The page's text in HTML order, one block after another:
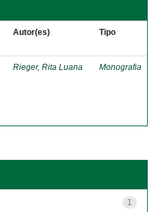
Autor(es) Tipo
Rieger, Rita Luana Monografia
1